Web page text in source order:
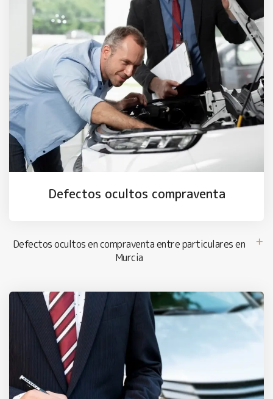
Defectos ocultos compraventa
Defectos ocultos en compraventa entre particulares en
Murcia